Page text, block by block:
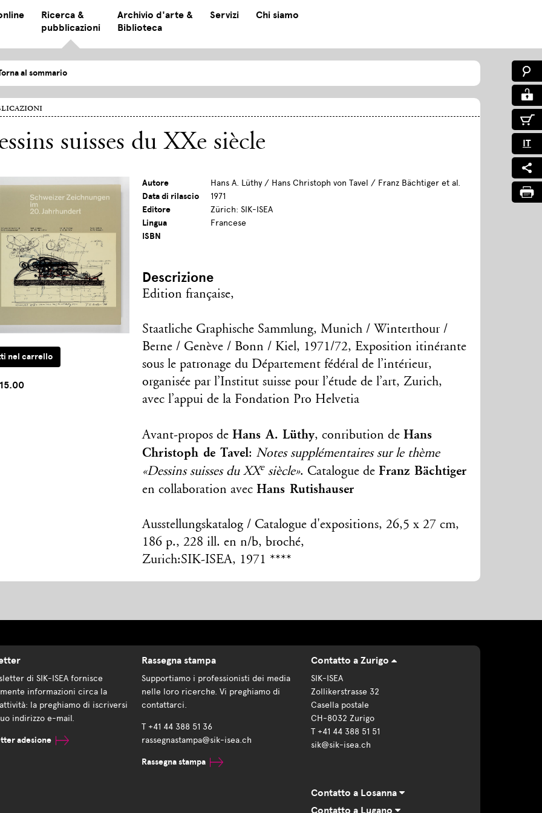
Ricerca &
pubblicazioni
Archivio d'arte &
Biblioteca
Servizi Chi siamo
IT
al sommario
suisses du XXe siècle
Autore
Hans A. Lüthy / Hans Christoph von Tavel / Franz Bächtiger et al.
Data di rilascio
1971
Editore
Zürich: SIK-ISEA
Lingua
Francese
ISBN
Descrizione
Edition française,
Staatliche Graphische Sammlung, Munich / Winterthour /
Berne / Genève / Bonn / Kiel, 1971/72, Exposition itinérante
sous le patronage du Département fédéral de l’intérieur,
organisée par l’Institut suisse pour l’étude de l’art, Zurich,
avec l’appui de la Fondation Pro Helvetia
Avant-propos deHans A. Lüthy, conribution deHans
Christoph de Tavel: Notes supplémentaires sur le thème
«Dessins suisses du XXesiècle». Catalogue deFranz Bächtiger
en collaboration avecHans Rutishauser
Ausstellungskatalog / Catalogue d'expositions, 26,5 x 27 cm,
186 p., 228 ill. en n/b, broché,
Zurich:SIK-ISEA, 1971 ****
di SIK-ISEA fornisce
informazioni circa la
la preghiamo di iscriversi
indirizzo e-mail.
adesione
Rassegna stampa
Supportiamo i professionisti dei media
nelle loro ricerche. Vi preghiamo di
contattarci.
T +41 44 388 51 36
rassegnastampa@sik-isea.ch
Rassegna stampa
Contatto a Zurigo
SIK-ISEA
Zollikerstrasse 32
Casella postale
CH-8032 Zurigo
T +41 44 388 51 51
sik@sik-isea.ch
Contatto a Losanna